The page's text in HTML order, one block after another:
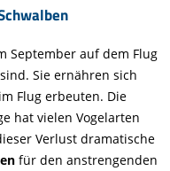
September auf dem Flug
sind. Sie ernähren sich
Flug erbeuten. Die
hat vielen Vogelarten
Verlust dramatische
für den anstrengenden